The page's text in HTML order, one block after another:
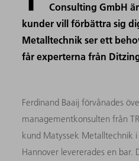
Consulting GmbH
kunder vill förbättra sig
Metalltechnik ser ett
får experterna från
Ferdinand Baaij förvånades
managementkonsulten från
kund Matyssek Metalltechnik
Hannover levererades en bar.